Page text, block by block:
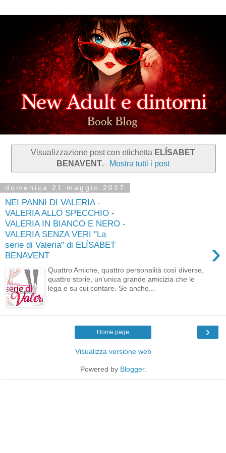
Visualizzazione post con etichetta ELÍSABET
BENAVENT. Mostra tutti i post
domenica 21 maggio 2017
NEI PANNI DI VALERIA -
VALERIA ALLO SPECCHIO -
VALERIA IN BIANCO E NERO -
VALERIA SENZA VERI "La
serie di Valeria" di ELÍSABET
BENAVENT
›
Quattro Amiche, quattro personalità così diverse,
quattro storie, un'unica grande amicizia che le
lega e su cui contare. Se anche...
›
Home page
Visualizza versione web
Powered by Blogger.